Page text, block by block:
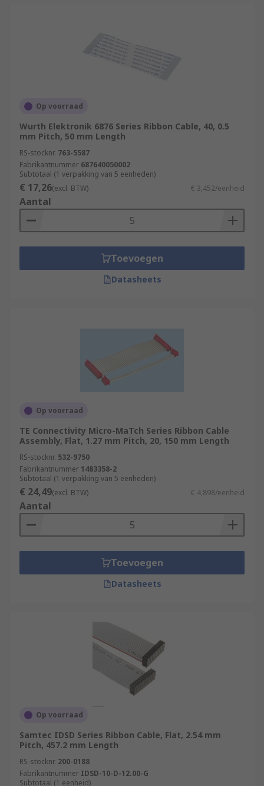
Op voorraad
Wurth Elektronik 6876 Series Ribbon Cable, 40, 0.5
mm Pitch, 50 mm Length
RS-stocknr. 763-5587
Fabrikantnummer 687640050002
Subtotaal (1 verpakking van 5 eenheden)
€ 17,26(excl. BTW) € 3,452/eenheid
Aantal
Toevoegen
Datasheets
Op voorraad
TE Connectivity Micro-MaTch Series Ribbon Cable
Assembly, Flat, 1.27 mm Pitch, 20, 150 mm Length
RS-stocknr. 532-9750
Fabrikantnummer 1483358-2
Subtotaal (1 verpakking van 5 eenheden)
€ 24,49(excl. BTW) € 4,898/eenheid
Aantal
Toevoegen
Datasheets
Op voorraad
Samtec IDSD Series Ribbon Cable, Flat, 2.54 mm
Pitch, 457.2 mm Length
RS-stocknr. 200-0188
Fabrikantnummer IDSD-10-D-12.00-G
Subtotaal (1 eenheid)